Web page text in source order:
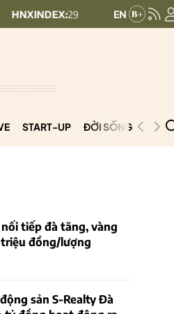
292.64 8.56 (2.84%)
START-UP ĐỜI SỐNG
tiếp đà tăng, vàng
đồng/lượng
sản S-Realty Đà